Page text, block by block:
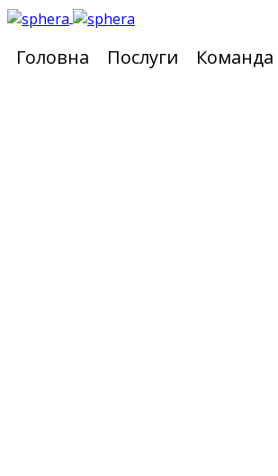
Головна Послуги Команда